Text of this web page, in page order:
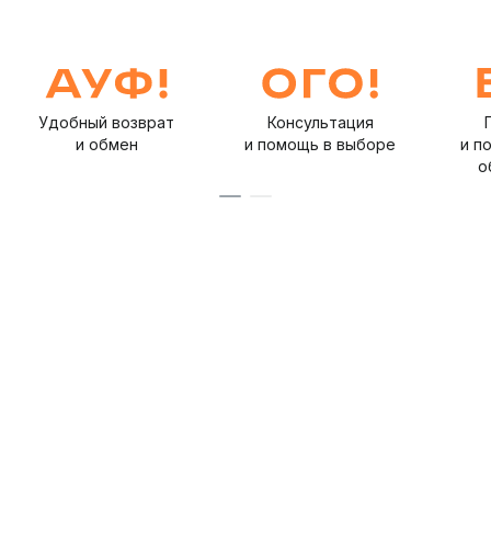
Удобный возврат
и обмен
Консультация
и помощь в выборе
и